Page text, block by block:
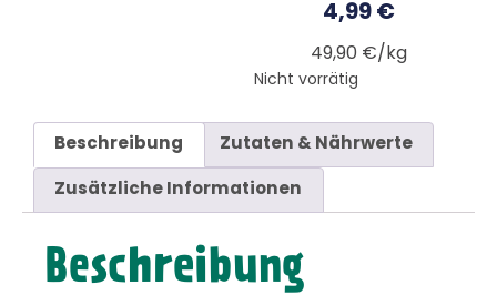
4,99 €
49,90 €/kg
Nicht vorrätig
Beschreibung Zutaten & Nährwerte
Zusätzliche Informationen
Beschreibung